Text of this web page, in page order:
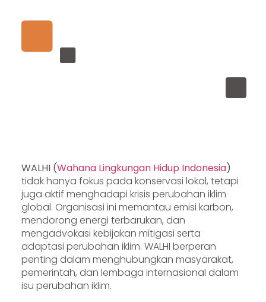
WALHI (Wahana Lingkungan Hidup Indonesia)
tidak hanya fokus pada konservasi lokal, tetapi
juga aktif menghadapi krisis perubahan iklim
global. Organisasi ini memantau emisi karbon,
mendorong energi terbarukan, dan
mengadvokasi kebijakan mitigasi serta
adaptasi perubahan iklim. WALHI berperan
penting dalam menghubungkan masyarakat,
pemerintah, dan lembaga internasional dalam
isu perubahan iklim.